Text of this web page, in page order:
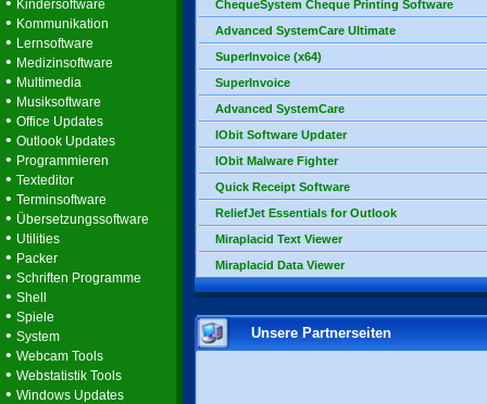
Kindersoftware
• Kommunikation
• Lernsoftware
• Medizinsoftware
• Multimedia
• Musiksoftware
• Office Updates
• Outlook Updates
• Programmieren
• Texteditor
• Terminsoftware
• Übersetzungssoftware
• Utilities
• Packer
• Schriften Programme
• Shell
• Spiele
• System
• Webcam Tools
• Webstatistik Tools
• Windows Updates
ChequeSystem Cheque Printing Software
Advanced SystemCare Ultimate
SuperInvoice (x64)
SuperInvoice
Advanced SystemCare
IObit Software Updater
IObit Malware Fighter
Quick Receipt Software
ReliefJet Essentials for Outlook
Miraplacid Text Viewer
Miraplacid Data Viewer
Unsere Partnerseiten